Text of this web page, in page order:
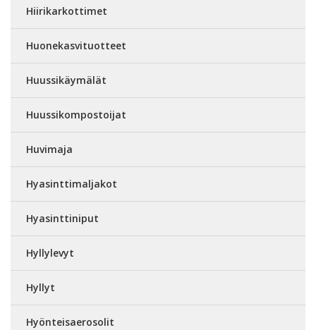
Hiirikarkottimet
Huonekasvituotteet
Huussikäymälät
Huussikompostoijat
Huvimaja
Hyasinttimaljakot
Hyasinttiniput
Hyllylevyt
Hyllyt
Hyönteisaerosolit